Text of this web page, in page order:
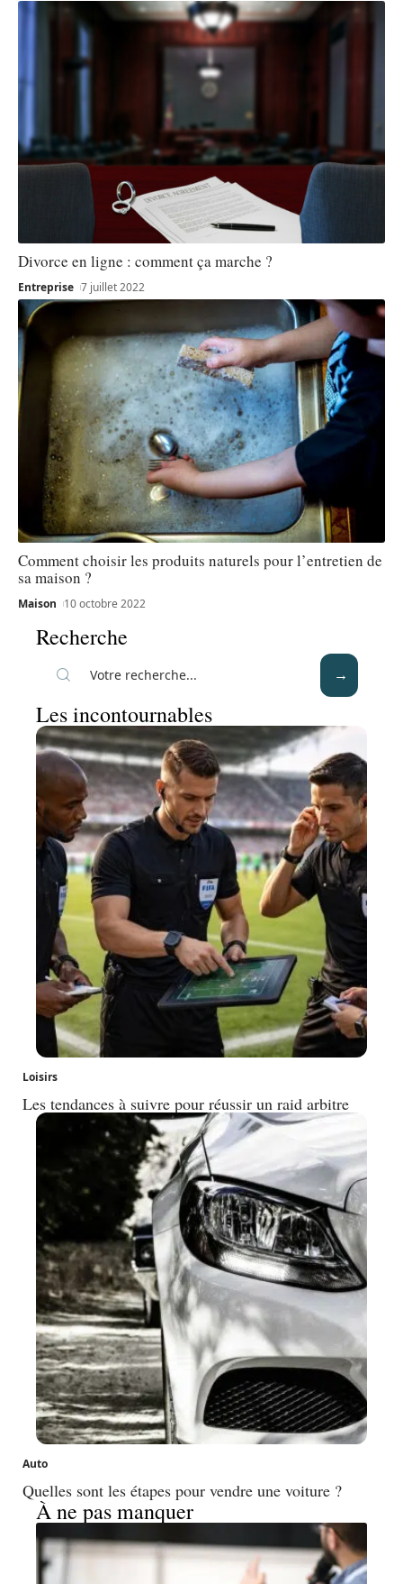
Divorce en ligne : comment ça marche ?
Entreprise 7 juillet 2022
Comment choisir les produits naturels pour l’entretien de
sa maison ?
Maison 10 octobre 2022
Recherche
Les incontournables
Loisirs
Les tendances à suivre pour réussir un raid arbitre
Auto
Quelles sont les étapes pour vendre une voiture ?
À ne pas manquer